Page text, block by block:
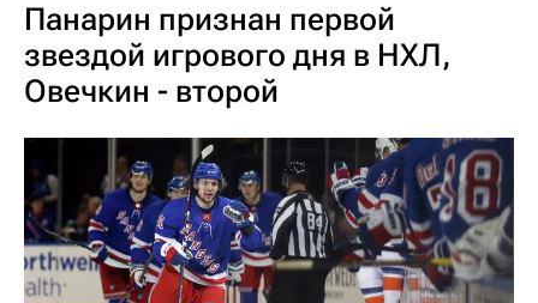
Панарин признан первой
звездой игрового дня в НХЛ,
Овечкин - второй